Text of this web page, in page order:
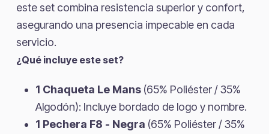
este set combina resistencia superior y confort,
asegurando una presencia impecable en cada
servicio.
¿Qué incluye este set?
1 Chaqueta Le Mans (65% Poliéster / 35%
Algodón): Incluye bordado de logo y nombre.
1 Pechera F8 - Negra (65% Poliéster / 35%